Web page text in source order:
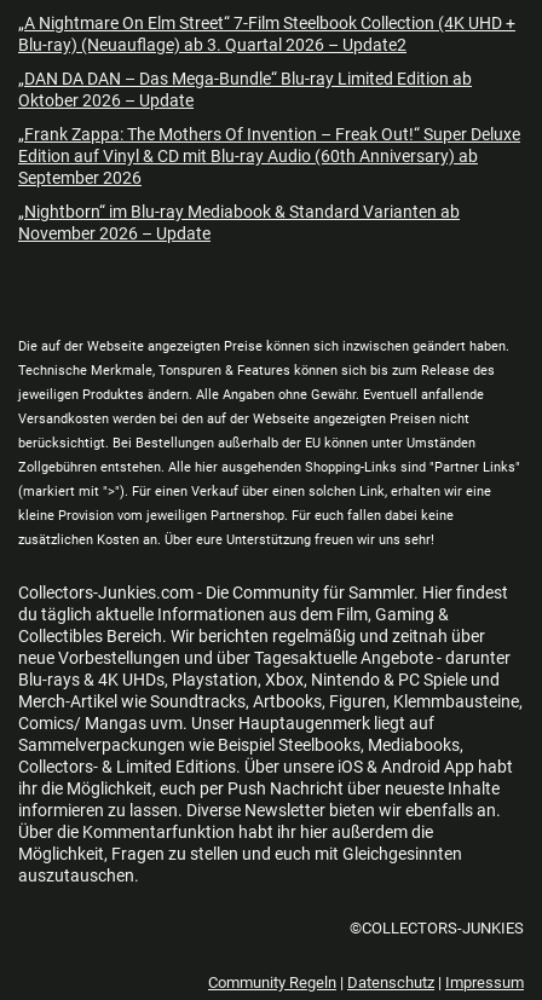
„A Nightmare On Elm Street“ 7-Film Steelbook Collection (4K UHD +
Blu-ray) (Neuauflage) ab 3. Quartal 2026 – Update2
„DAN DA DAN – Das Mega-Bundle“ Blu-ray Limited Edition ab
Oktober 2026 – Update
„Frank Zappa: The Mothers Of Invention – Freak Out!“ Super Deluxe
Edition auf Vinyl & CD mit Blu-ray Audio (60th Anniversary) ab
September 2026
„Nightborn“ im Blu-ray Mediabook & Standard Varianten ab
November 2026 – Update
Die auf der Webseite angezeigten Preise können sich inzwischen geändert haben.
Technische Merkmale, Tonspuren & Features können sich bis zum Release des
jeweiligen Produktes ändern. Alle Angaben ohne Gewähr. Eventuell anfallende
Versandkosten werden bei den auf der Webseite angezeigten Preisen nicht
berücksichtigt. Bei Bestellungen außerhalb der EU können unter Umständen
Zollgebühren entstehen. Alle hier ausgehenden Shopping-Links sind "Partner Links"
(markiert mit ">"). Für einen Verkauf über einen solchen Link, erhalten wir eine
kleine Provision vom jeweiligen Partnershop. Für euch fallen dabei keine
zusätzlichen Kosten an. Über eure Unterstützung freuen wir uns sehr!
Collectors-Junkies.com - Die Community für Sammler. Hier findest
du täglich aktuelle Informationen aus dem Film, Gaming &
Collectibles Bereich. Wir berichten regelmäßig und zeitnah über
neue Vorbestellungen und über Tagesaktuelle Angebote - darunter
Blu-rays & 4K UHDs, Playstation, Xbox, Nintendo & PC Spiele und
Merch-Artikel wie Soundtracks, Artbooks, Figuren, Klemmbausteine,
Comics/ Mangas uvm. Unser Hauptaugenmerk liegt auf
Sammelverpackungen wie Beispiel Steelbooks, Mediabooks,
Collectors- & Limited Editions. Über unsere iOS & Android App habt
ihr die Möglichkeit, euch per Push Nachricht über neueste Inhalte
informieren zu lassen. Diverse Newsletter bieten wir ebenfalls an.
Über die Kommentarfunktion habt ihr hier außerdem die
Möglichkeit, Fragen zu stellen und euch mit Gleichgesinnten
auszutauschen.
©COLLECTORS-JUNKIES
Community Regeln | Datenschutz | Impressum